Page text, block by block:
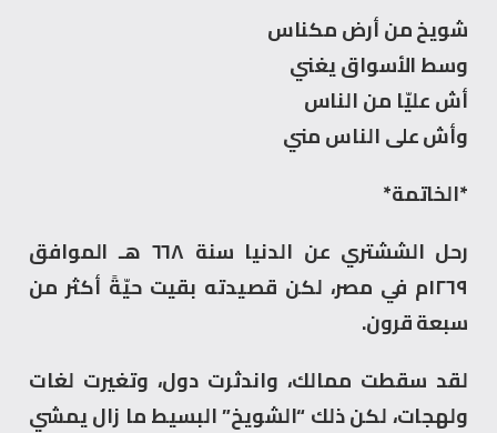
شويخ من أرض مكناس
وسط الأسواق يغني
أش عليّا من الناس
وأش على الناس مني
*الخاتمة*
رحل الششتري عن الدنيا سنة ٦٦٨ هـ الموافق
١٢٦٩م في مصر، لكن قصيدته بقيت حيّةً أكثر من
سبعة قرون.
لقد سقطت ممالك، واندثرت دول، وتغيرت لغات
ولهجات، لكن ذلك “الشويخ” البسيط ما زال يمشي